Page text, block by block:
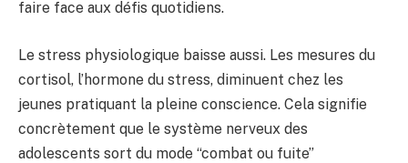
faire face aux défis quotidiens.
Le stress physiologique baisse aussi. Les mesures du
cortisol, l’hormone du stress, diminuent chez les
jeunes pratiquant la pleine conscience. Cela signifie
concrètement que le système nerveux des
adolescents sort du mode “combat ou fuite”